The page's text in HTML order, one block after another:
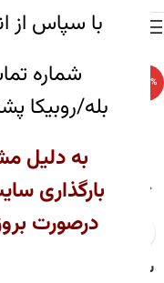
با سپاس از
شماره
بله/روبیکا
به دلیل
بارگذاری
درصورت
مشاهده فیلترها
-12%